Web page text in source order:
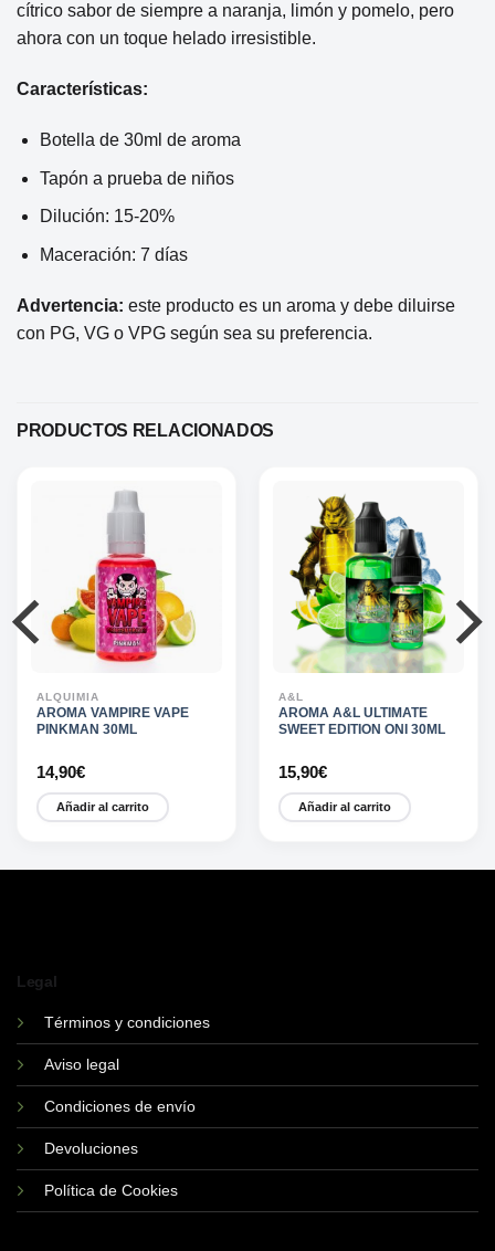
cítrico sabor de siempre a naranja, limón y pomelo, pero
ahora con un toque helado irresistible.
Características:
Botella de 30ml de aroma
Tapón a prueba de niños
Dilución: 15-20%
Maceración: 7 días
Advertencia: este producto es un aroma y debe diluirse
con PG, VG o VPG según sea su preferencia.
PRODUCTOS RELACIONADOS
ALQUIMIA
AROMA VAMPIRE VAPE
PINKMAN 30ML
14,90€
Añadir al carrito
A&L
AROMA A&L ULTIMATE
SWEET EDITION ONI 30ML
15,90€
Añadir al carrito
Legal
Términos y condiciones
Aviso legal
Condiciones de envío
Devoluciones
Política de Cookies